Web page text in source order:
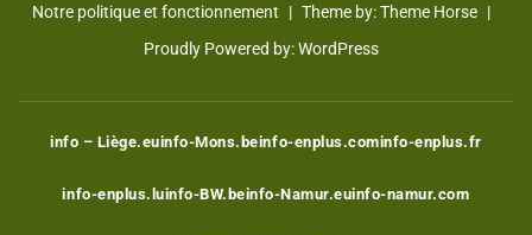
Notre politique et fonctionnement
Theme by:Theme Horse
Proudly Powered by:WordPress
info – Liège.euinfo-Mons.beinfo-enplus.cominfo-enplus.fr
info-enplus.luinfo-BW.beinfo-Namur.euinfo-namur.com